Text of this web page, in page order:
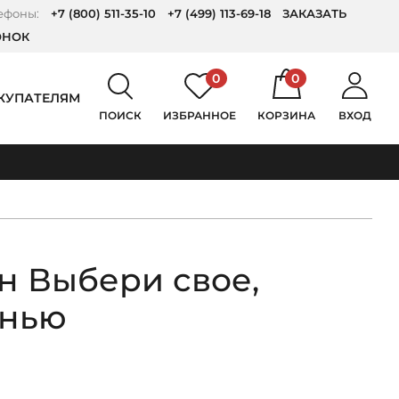
+7 (800) 511-35-10 +7 (499) 113-69-18
ЗАКАЗАТЬ
ПОИСК
0
ИЗБРАННОЕ
0
КОРЗИНА ВХОД
Выбери свое,